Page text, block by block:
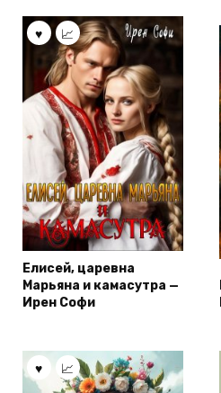
Елисей, царевна
Марьяна и камасутра —
Ирен Софи